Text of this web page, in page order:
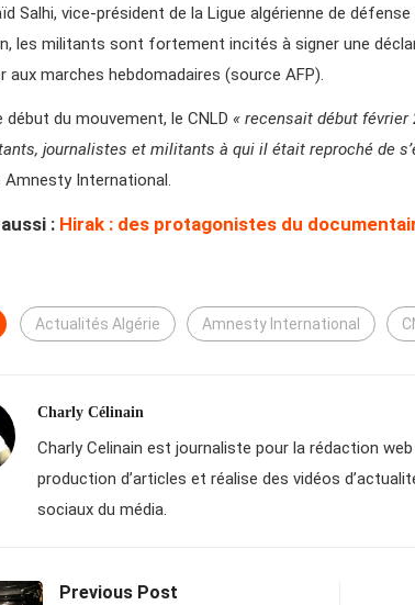
Salhi, vice-président de la Ligue algérienne de
les militants sont fortement incités à signer une
aux marches hebdomadaires (source AFP).
début du mouvement, le CNLD « recensait début
journalistes et militants à qui il était reproché de
Amnesty International.
: Hirak : des protagonistes du
Actualités Algérie Amnesty International
Charly Célinain
Charly Celinain est journaliste pour la rédaction
production d’articles et réalise des vidéos
sociaux du média.
Previous Post